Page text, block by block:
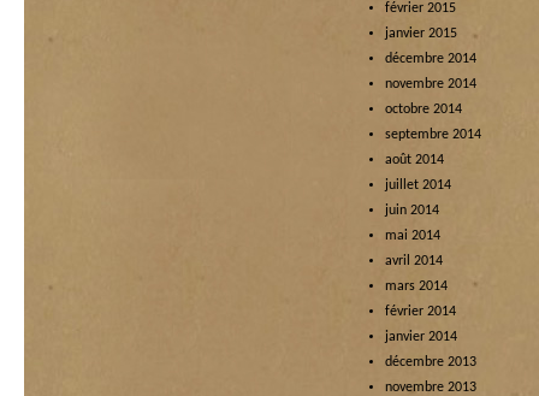
février 2015
janvier 2015
décembre 2014
novembre 2014
octobre 2014
septembre 2014
août 2014
juillet 2014
juin 2014
mai 2014
avril 2014
mars 2014
février 2014
janvier 2014
décembre 2013
novembre 2013